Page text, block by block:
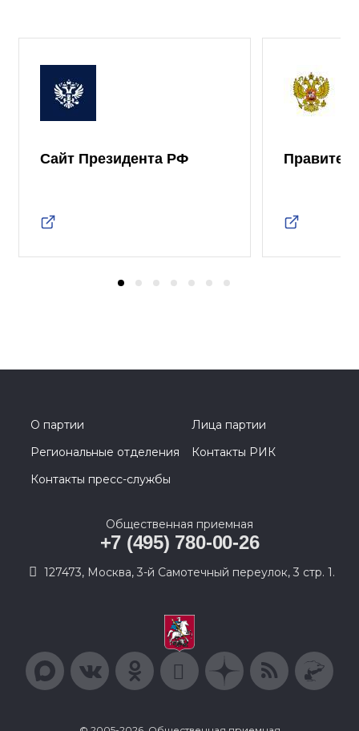
Сайт Президента РФ
О партии
Лица партии
Региональные отделения
Контакты РИК
Контакты пресс-службы
Общественная приемная
+7 (495) 780-00-26
127473, Москва, 3-й Самотечный переулок, 3 стр. 1.